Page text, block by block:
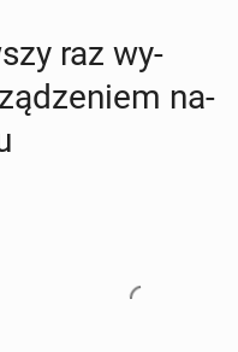
raz wy­
na­